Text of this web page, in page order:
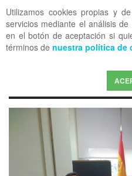
Utilizamos cookies propias y
servicios mediante el análisis
en el botón de aceptación si
términos de nuestra política de
OFF CANVAS